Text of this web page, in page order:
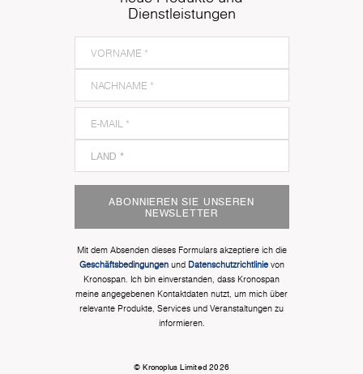
Dienstleistungen
ABONNIEREN SIE UNSEREN
NEWSLETTER
Mit dem Absenden dieses Formulars akzeptiere ich die
Geschäftsbedingungenund Datenschutzrichtlinievon
Kronospan. Ich bin einverstanden, dass Kronospan
meine angegebenen Kontaktdaten nutzt, um mich über
relevante Produkte, Services und Veranstaltungen zu
informieren.
© Kronoplus Limited 2026